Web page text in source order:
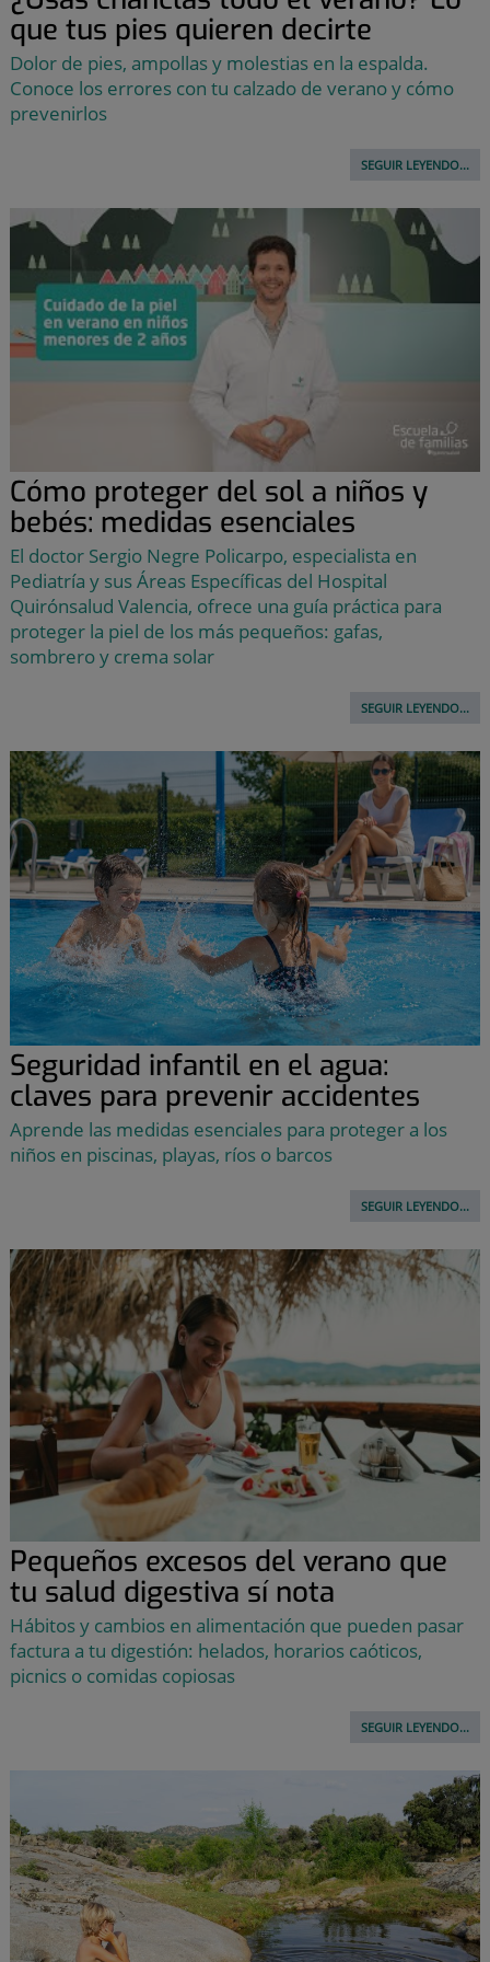
que tus pies quieren decirte
Dolor de pies, ampollas y molestias en la espalda.
Conoce los errores con tu calzado de verano y cómo
prevenirlos
SEGUIR LEYENDO...
Cómo proteger del sol a niños y
bebés: medidas esenciales
El doctor Sergio Negre Policarpo, especialista en
Pediatría y sus Áreas Específicas del Hospital
Quirónsalud Valencia, ofrece una guía práctica para
proteger la piel de los más pequeños: gafas,
sombrero y crema solar
SEGUIR LEYENDO...
Seguridad infantil en el agua:
claves para prevenir accidentes
Aprende las medidas esenciales para proteger a los
niños en piscinas, playas, ríos o barcos
SEGUIR LEYENDO...
Pequeños excesos del verano que
tu salud digestiva sí nota
Hábitos y cambios en alimentación que pueden pasar
factura a tu digestión: helados, horarios caóticos,
picnics o comidas copiosas
SEGUIR LEYENDO...